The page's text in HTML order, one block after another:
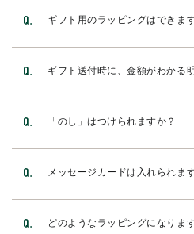
ギフト用のラッピングはできま
ギフト送付時に、金額がわかる
「のし」はつけられますか？
メッセージカードは入れられま
どのようなラッピングになりま